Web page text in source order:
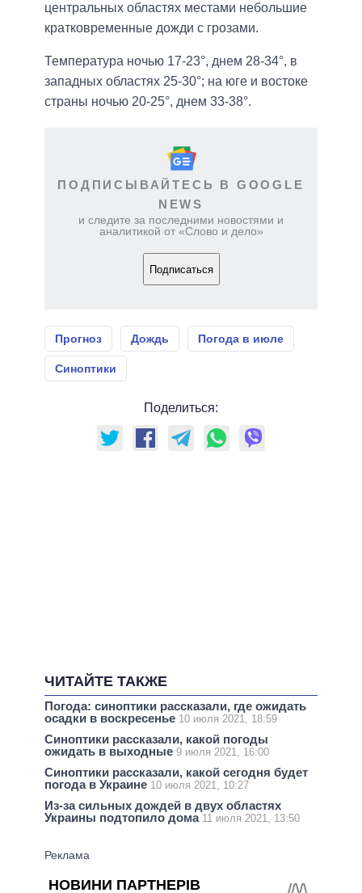
центральных областях местами небольшие
кратковременные дожди с грозами.
Температура ночью 17-23°, днем ​​28-34°, в
западных областях 25-30°; на юге и востоке
страны ночью 20-25°, днем ​​33-38°.
ПОДПИСЫВАЙТЕСЬ В GOOGLE
NEWS
и следите за последними новостями и
аналитикой от «Слово и дело»
Подписаться
Прогноз Дождь Погода в июле
Синоптики
Поделиться:
ЧИТАЙТЕ ТАКЖЕ
Погода: синоптики рассказали, где ожидать
осадки в воскресенье 10 июля 2021, 18:59
Синоптики рассказали, какой погоды
ожидать в выходные 9 июля 2021, 16:00
Синоптики рассказали, какой сегодня будет
погода в Украине 10 июля 2021, 10:27
Из-за сильных дождей в двух областях
Украины подтопило дома 11 июля 2021, 13:50